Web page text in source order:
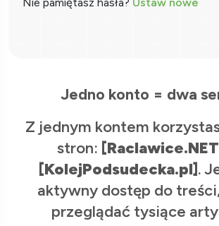
Jedno konto = dwa
Z jednym kontem
stron:
[KolejPodsudecka.pl].
aktywny dostęp do
przeglądać tysiące